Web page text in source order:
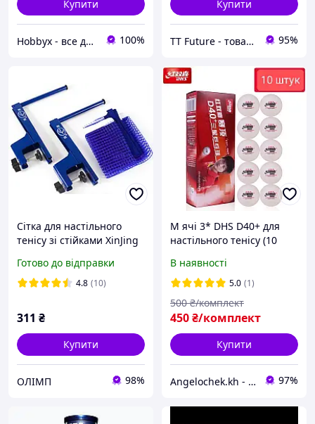
Купити
Hobbyx - все для хоббі 100%
Купити
TT Future - товари для настільного тенісу 95%
Сітка для настільного
тенісу зі стійками XinJing
Готово до відправки
4.8 (10)
311 ₴
Купити
ОЛІМП 98%
М ячі 3* DHS D40+ для
настільного тенісу (10
В наявності
5.0 (1)
450₴/комплект
500 ₴/комплект
Купити
Angelochek.kh - інтернет-магазин дитячих товарів та настільних ігор 97%